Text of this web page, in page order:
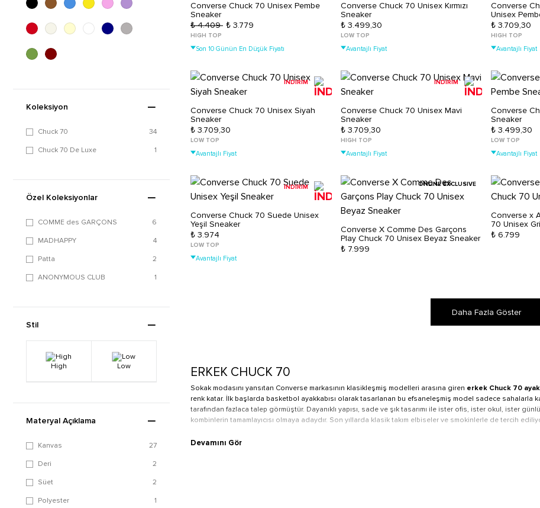
Koleksiyon
Chuck 70 34
Chuck 70 De Luxe 1
Özel Koleksiyonlar
COMME des GARÇONS 6
MADHAPPY 4
Patta 2
ANONYMOUS CLUB 1
Stil
High Low
Materyal Açıklama
Kanvas 27
Deri 2
Süet 2
Polyester 1
Converse Chuck 70 Unisex Pembe
Sneaker
₺ 4.409 ₺ 3.779
HIGH TOP
Son 10 Günün En Düşük Fiyatı
Converse Chuck 70 Unisex Kırmızı
Sneaker
₺ 3.499,30
LOW TOP
Avantajlı Fiyat
Converse
Unisex
₺ 3.709,30
HIGH TOP
Avantajlı Fiyat
İNDİRİM
Converse Chuck 70 Unisex Siyah
Sneaker
₺ 3.709,30
LOW TOP
Avantajlı Fiyat
İNDİRİM
Converse Chuck 70 Unisex Mavi
Sneaker
₺ 3.709,30
HIGH TOP
Avantajlı Fiyat
Converse
Sneaker
₺ 3.499,30
LOW TOP
Avantajlı Fiyat
İNDİRİM
Converse Chuck 70 Suede Unisex
Yeşil Sneaker
₺ 3.974
LOW TOP
Avantajlı Fiyat
ONLINE EXCLUSIVE
Converse X Comme Des Garçons
Play Chuck 70 Unisex Beyaz Sneaker
₺ 7.999
Converse x
70 Unisex
₺ 6.799
Daha Fazla Göster
ERKEK CHUCK 70
Sokak modasını yansıtan Converse markasının klasikleşmiş modelleri arasına giren erkek Chuck 70
renk katar. İlk başlarda basketbol ayakkabısı olarak tasarlanan bu efsaneleşmiş model sadece sahalarla
tarafından fazlaca talep görmüştür. Dayanıklı yapısı, sade ve şık tasarımı ile ister ofis, ister okul, ister
kombinlerin tamamlayıcısı olmaya adaydır. Son yıllarda klasik takım elbiseler ve smokinlerle de tercih
Erkek Chuck 70 Ayakkabı Modelleri
Devamını Gör